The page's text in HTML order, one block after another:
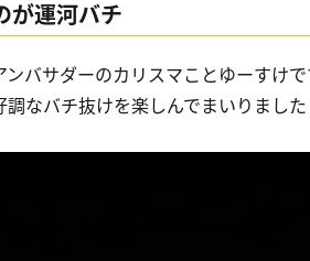
が運河バチ
バサダーのカリスマことゆーすけ
なバチ抜けを楽しんでまいりました